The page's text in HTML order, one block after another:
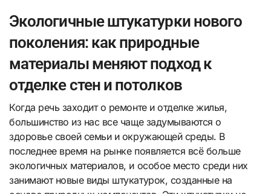
Экологичные штукатурки нового
поколения: как природные
материалы меняют подход к
отделке стен и потолков
Когда речь заходит о ремонте и отделке жилья,
большинство из нас все чаще задумываются о
здоровье своей семьи и окружающей среды. В
последнее время на рынке появляется всё больше
экологичных материалов, и особое место среди них
занимают новые виды штукатурок, созданные на